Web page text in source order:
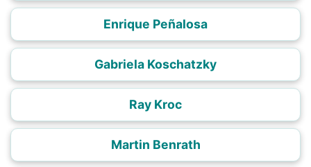
Enrique Peñalosa
Gabriela Koschatzky
Ray Kroc
Martin Benrath